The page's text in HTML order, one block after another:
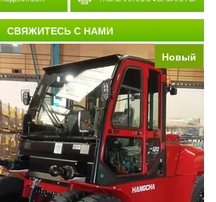
Новый
СВЯЖИТЕСЬ С НАМИ